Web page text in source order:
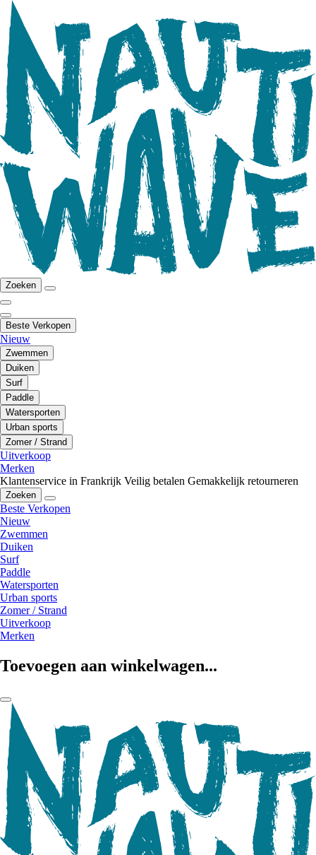
Zoeken
Beste Verkopen
Nieuw
Zwemmen
Duiken
Surf
Paddle
Watersporten
Urban sports
Zomer / Strand
Uitverkoop
Merken
Klantenservice in Frankrijk Veilig betalen Gemakkelijk retourneren
Zoeken
Beste Verkopen
Nieuw
Zwemmen
Duiken
Surf
Paddle
Watersporten
Urban sports
Zomer / Strand
Uitverkoop
Merken
Toevoegen aan winkelwagen...